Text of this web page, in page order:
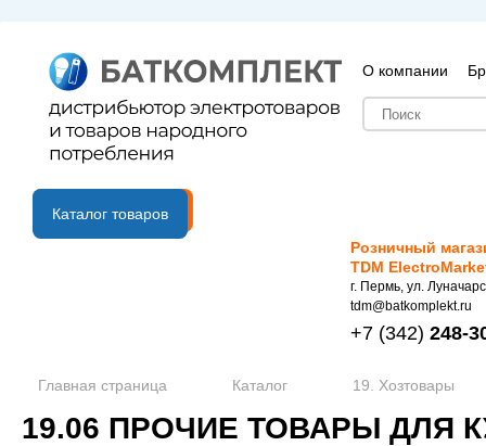
О компании
B2B портал
Каталог товаров
Розничный
TDM
г. Пермь, ул.
tdm@batkomplekt.ru
+7 (342) 248-
Главная страница Каталог 19. Хозтовары
19.06 ПРОЧИЕ ТОВАРЫ ДЛЯ